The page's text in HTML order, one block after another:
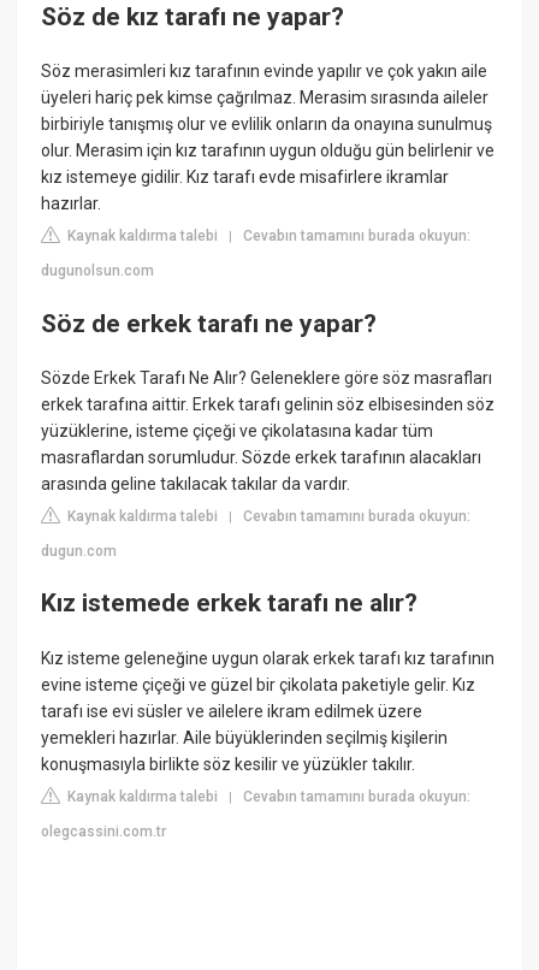
Söz de kız tarafı ne yapar?
Söz merasimleri kız tarafının evinde yapılır ve çok yakın aile
üyeleri hariç pek kimse çağrılmaz. Merasim sırasında aileler
birbiriyle tanışmış olur ve evlilik onların da onayına sunulmuş
olur. Merasim için kız tarafının uygun olduğu gün belirlenir ve
kız istemeye gidilir. Kız tarafı evde misafirlere ikramlar
hazırlar.
Kaynak kaldırma talebi |Cevabın tamamını burada okuyun:
dugunolsun.com
Söz de erkek tarafı ne yapar?
Sözde Erkek Tarafı Ne Alır? Geleneklere göre söz masrafları
erkek tarafına aittir. Erkek tarafı gelinin söz elbisesinden söz
yüzüklerine, isteme çiçeği ve çikolatasına kadar tüm
masraflardan sorumludur. Sözde erkek tarafının alacakları
arasında geline takılacak takılar da vardır.
Kaynak kaldırma talebi |Cevabın tamamını burada okuyun:
dugun.com
Kız istemede erkek tarafı ne alır?
Kız isteme geleneğine uygun olarak erkek tarafı kız tarafının
evine isteme çiçeği ve güzel bir çikolata paketiyle gelir. Kız
tarafı ise evi süsler ve ailelere ikram edilmek üzere
yemekleri hazırlar. Aile büyüklerinden seçilmiş kişilerin
konuşmasıyla birlikte söz kesilir ve yüzükler takılır.
Kaynak kaldırma talebi |Cevabın tamamını burada okuyun:
olegcassini.com.tr